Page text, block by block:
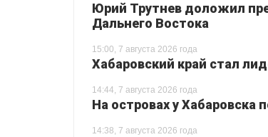
Юрий Трутнев доложил
Дальнего Востока
15:00, 7 августа 2026 года
Хабаровский край стал
14:44, 7 августа 2026 года
На островах у Хабаровска
14:38, 7 августа 2026 года